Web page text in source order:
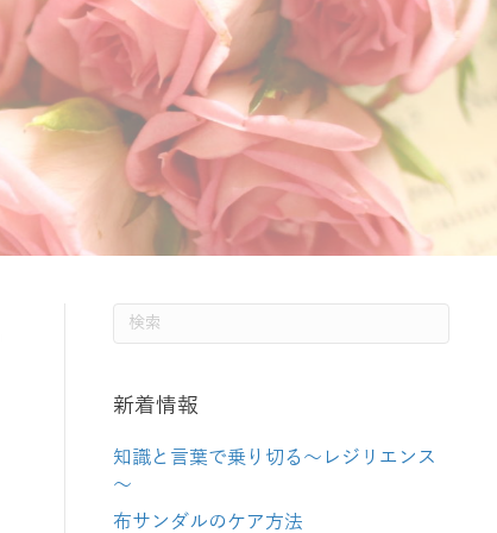
新着情報
知識と言葉で乗り切る～レジリエンス
～
布サンダルのケア方法